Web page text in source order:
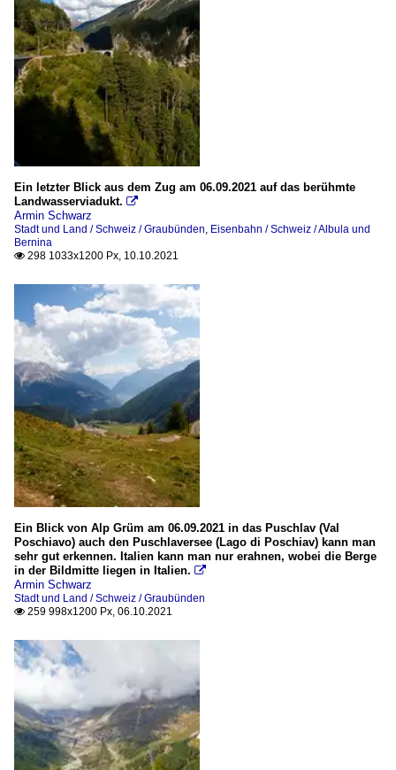
Ein letzter Blick aus dem Zug am 06.09.2021 auf das berühmte
Landwasserviadukt. 
Armin Schwarz
Stadt und Land / Schweiz / Graubünden Eisenbahn / Schweiz / Albula und
Bernina
 298 1033x1200 Px, 10.10.2021
Ein Blick von Alp Grüm am 06.09.2021 in das Puschlav (Val
Poschiavo) auch den Puschlaversee (Lago di Poschiav) kann man
sehr gut erkennen. Italien kann man nur erahnen, wobei die Berge
in der Bildmitte liegen in Italien. 
Armin Schwarz
Stadt und Land / Schweiz / Graubünden
 259 998x1200 Px, 06.10.2021